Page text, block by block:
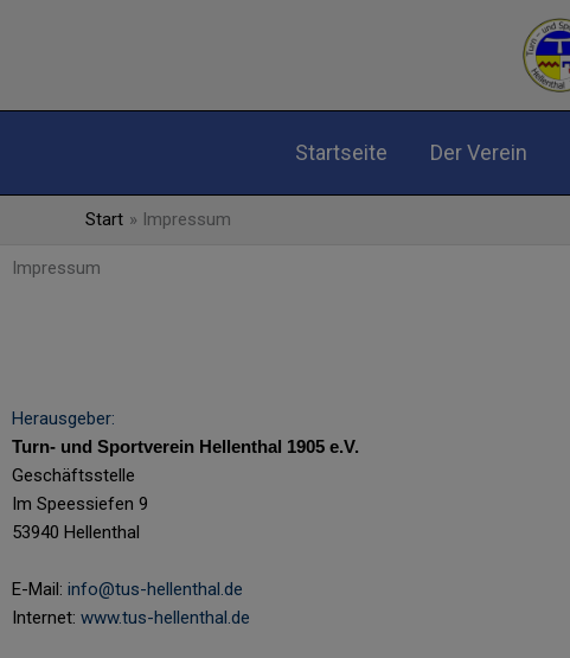
Startseite Der Verein
Start Impressum
Impressum
Herausgeber:
Turn- und Sportverein Hellenthal 1905 e.V.
Geschäftsstelle
Im Speessiefen 9
53940 Hellenthal
E-Mail: info@tus-hellenthal.de
Internet: www.tus-hellenthal.de